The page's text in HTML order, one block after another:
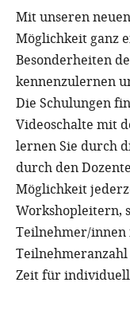
Mit unseren
Möglichkeit ganz
Besonderheiten
kennenzulernen
Die Schulungen
Videoschalte mit
lernen Sie durch
durch den
Möglichkeit
Workshopleitern,
Teilnehmer/innen
Teilnehmeranzahl
Zeit für